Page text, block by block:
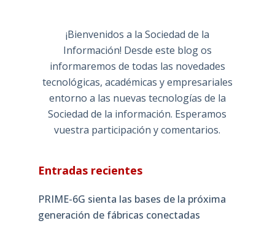
¡Bienvenidos a la Sociedad de la
Información! Desde este blog os
informaremos de todas las novedades
tecnológicas, académicas y empresariales
entorno a las nuevas tecnologías de la
Sociedad de la información. Esperamos
vuestra participación y comentarios.
Entradas recientes
PRIME-6G sienta las bases de la próxima
generación de fábricas conectadas